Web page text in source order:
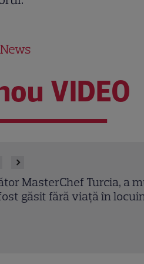
VIDEO
MasterChef Turcia, a
găsit fără viață în